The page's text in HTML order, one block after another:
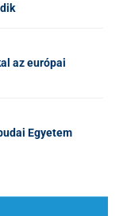
az európai
Egyetem